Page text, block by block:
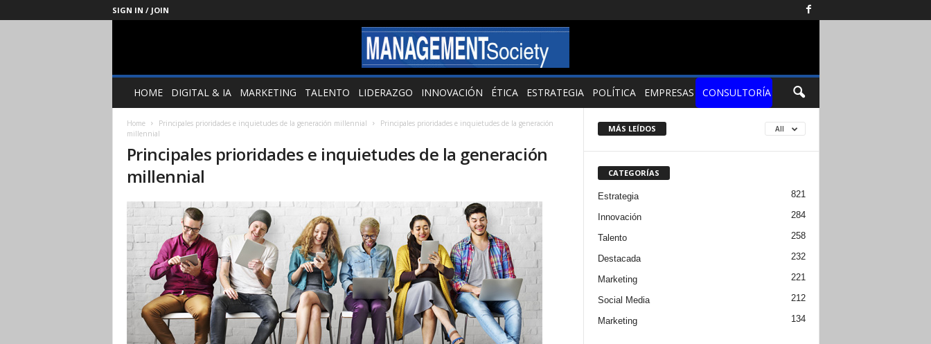
SIGN IN / JOIN
Management
SocietyHOME DIGITAL & IA MARKETING TALENTO LIDERAZGO INNOVACIÓN ÉTICA ESTRATEGIA POLÍTICA EMPRESAS CONSULTORÍA
Home Principales prioridades e inquietudes de la generación millennial
Principales prioridades e inquietudes de la generación
millennial
Principales prioridades e inquietudes de la generación
millennial
MÁS LEÍDOS All
CATEGORÍAS
Estrategia 821
Innovación 284
Talento 258
Destacada 232
Marketing 221
Social Media 212
Marketing 134